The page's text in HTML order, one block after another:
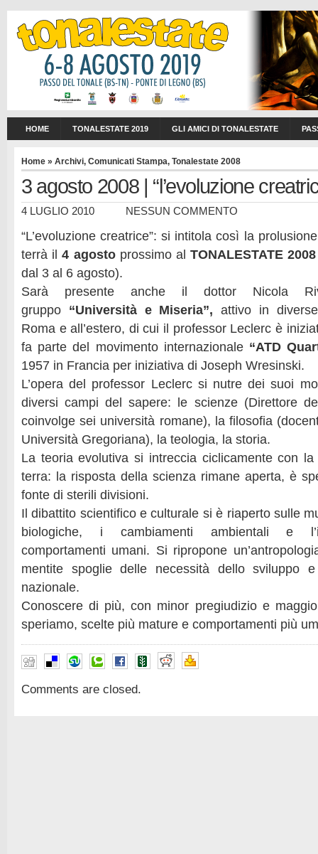
HOME TONALESTATE 2019 GLI AMICI DI TONALESTATE
Home » Archivi, Comunicati Stampa, Tonalestate 2008
3 agosto 2008 | “l’evoluzione
4 LUGLIO 2010 NESSUN COMMENTO
“L’evoluzione creatrice”: si intitola così la
terrà il4 agostoprossimo alTONALESTATE 2008
dal 3 al 6 agosto).
Sarà presente anche il dottor Nicola
gruppo “Università e Miseria”, attivo in
Roma e all’estero, di cui il professor Leclerc è
fa parte del movimento internazionale “ATD
1957 in Francia per iniziativa di Joseph Wresinski.
L’opera del professor Leclerc si nutre dei suoi
diversi campi del sapere: le scienze (Direttore
coinvolge sei università romane), la filosofia
Università Gregoriana), la teologia, la storia.
La teoria evolutiva si intreccia ciclicamente con
terra: la risposta della scienza rimane aperta, è
fonte di sterili divisioni.
Il dibattito scientifico e culturale si è riaperto sulle
biologiche, i cambiamenti ambientali e
comportamenti umani. Si ripropone
mentite spoglie delle necessità dello sviluppo
nazionale.
Conoscere di più, con minor pregiudizio e
speriamo, scelte più mature e comportamenti più
Comments are closed.